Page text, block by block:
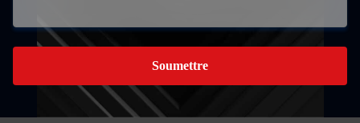
Soumettre